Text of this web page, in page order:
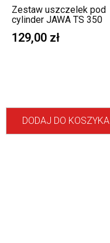
Zestaw uszczelek pod
cylinder JAWA TS 350
129,00 zł
DODAJ DO KOSZYKA